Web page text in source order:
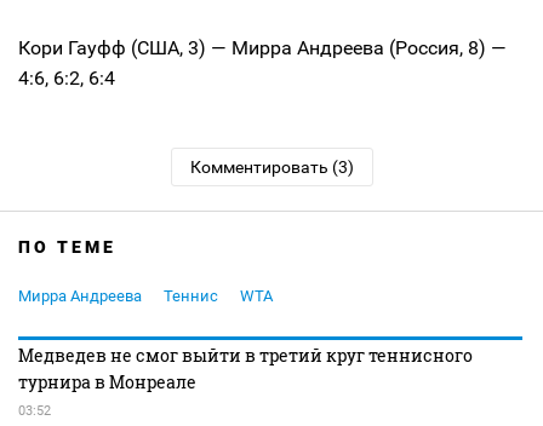
Кори Гауфф (США, 3) — Мирра Андреева (Россия, 8) —
4:6, 6:2, 6:4
Комментировать (3)
ПО ТЕМЕ
Мирра Андреева Теннис WTA
Медведев не смог выйти в третий круг теннисного
турнира в Монреале
03:52